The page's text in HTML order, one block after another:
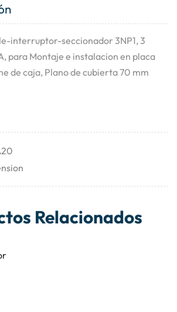
interruptor-seccionador 3NP1, 3
para Montaje e instalacion en placa
de caja, Plano de cubierta 70 mm
Relacionados